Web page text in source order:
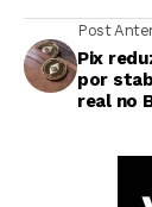
Post
Pix
por
real no